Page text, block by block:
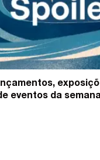
eventos da